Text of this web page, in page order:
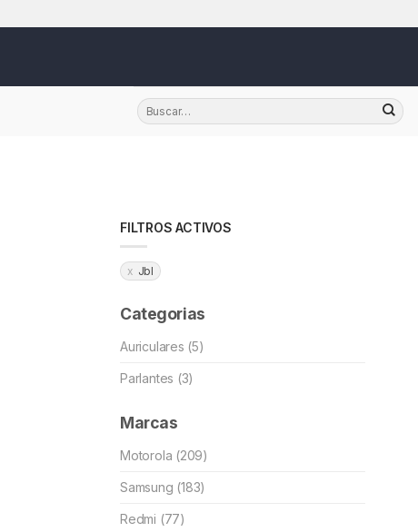
FILTROS ACTIVOS
Jbl
Categorias
Auriculares (5)
Parlantes (3)
Marcas
Motorola (209)
Samsung (183)
Redmi (77)